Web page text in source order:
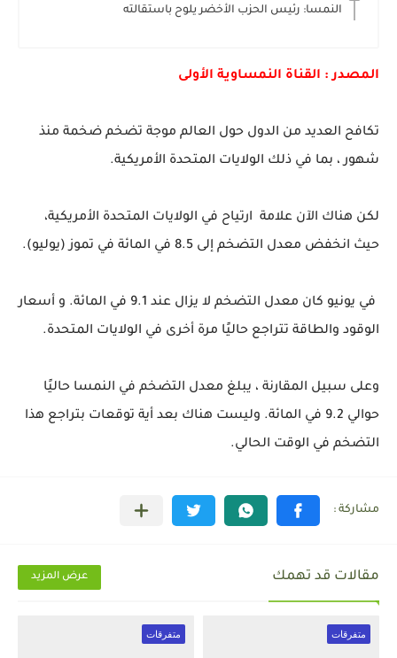
النمسا: رئيس الحزب الأخضر يلوح باستقالته
المصدر : القناة النمساوية الأولى
تكافح العديد من الدول حول العالم موجة تضخم ضخمة منذ
شهور ، بما في ذلك الولايات المتحدة الأمريكية.
لكن هناك الآن علامة ارتياح في الولايات المتحدة الأمريكية،
حيث انخفض معدل التضخم إلى 8.5 في المائة في تموز (يوليو).
في يونيو كان معدل التضخم لا يزال عند 9.1 في المائة. و أسعار
الوقود والطاقة تتراجع حاليًا مرة أخرى في الولايات المتحدة.
وعلى سبيل المقارنة ، يبلغ معدل التضخم في النمسا حاليًا
حوالي 9.2 في المائة. وليست هناك بعد أية توقعات بتراجع هذا
التضخم في الوقت الحالي.
مقالات قد تهمك عرض المزيد
متفرقات متفرقات